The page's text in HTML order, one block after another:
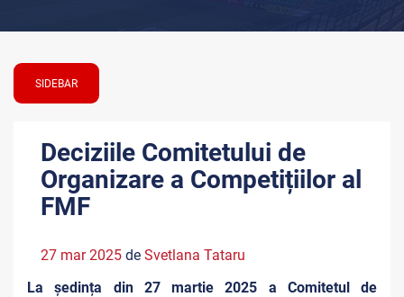
SIDEBAR
Deciziile Comitetului de
Organizare a Competițiilor al
FMF
27 mar 2025 de Svetlana Tataru
La ședința din 27 martie 2025 a Comitetul de